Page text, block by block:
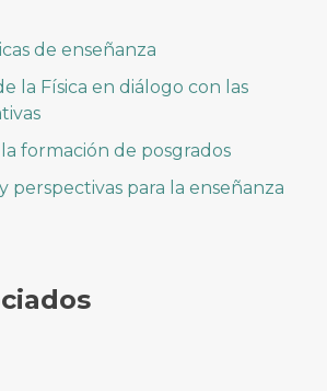
de enseñanza
la Física en diálogo con las
formación de posgrados
perspectivas para la enseñanza